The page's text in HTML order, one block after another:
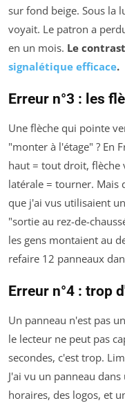
sur fond beige. Sous la
voyait. Le patron a
en un mois. Le
signalétique efficace.
Erreur n°3 : les
Une flèche qui pointe
"monter à l'étage" ? En
haut = tout droit, flèche
latérale = tourner. Mais
que j'ai vus utilisaient
"sortie au rez-de-
les gens montaient au
refaire 12 panneaux
Erreur n°4 : trop
Un panneau n'est pas
le lecteur ne peut pas
secondes, c'est trop.
J'ai vu un panneau
horaires, des logos, et